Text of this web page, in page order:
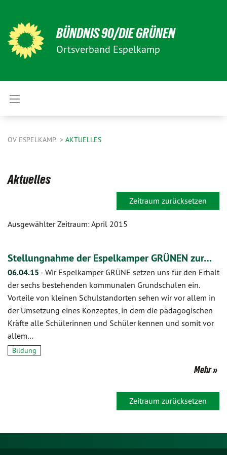
BÜNDNIS 90/DIE GRÜNEN
Ortsverband Espelkamp
OV ESPELKAMP AKTUELLES
Aktuelles
Zeitraum zurücksetzen
Ausgewählter Zeitraum: April 2015
Stellungnahme der Espelkamper GRÜNEN zur…
06.04.15 - Wir Espelkamper GRÜNE setzen uns für den Erhalt
der sechs bestehenden kommunalen Grundschulen ein.
Vorteile von kleinen Schulstandorten sehen wir vor allem in
der Umsetzung eines Konzeptes, in dem die pädagogischen
Kräfte alle Schülerinnen und Schüler kennen und somit vor
allem…
Bildung
Mehr
Zeitraum zurücksetzen